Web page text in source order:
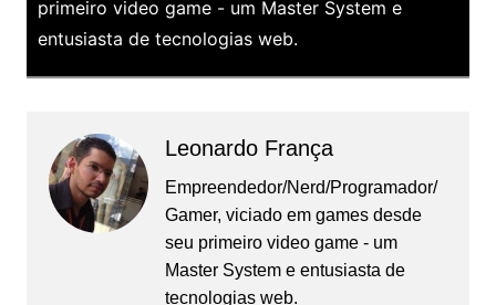
primeiro video game - um Master System e
entusiasta de tecnologias web.
Leonardo França
Empreendedor/Nerd/Programador/
Gamer, viciado em games desde
seu primeiro video game - um
Master System e entusiasta de
tecnologias web.